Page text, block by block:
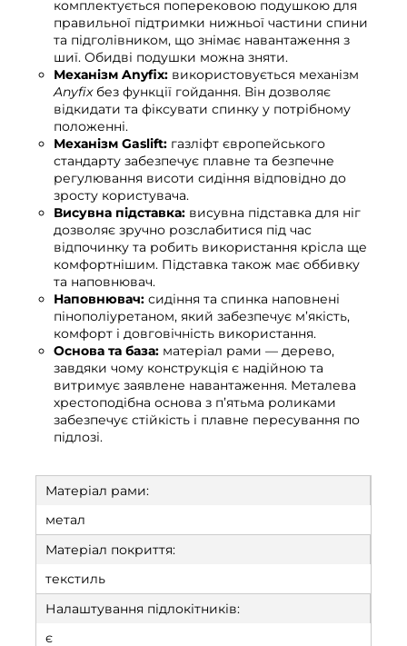
комплектується поперековою подушкою для
правильної підтримки нижньої частини спини
та підголівником, що знімає навантаження з
шиї. Обидві подушки можна зняти.
Механізм Anyfix: використовується механізм
Anyfixбез функції гойдання. Він дозволяє
відкидати та фіксувати спинку у потрібному
положенні.
Механізм Gaslift: газліфт європейського
стандарту забезпечує плавне та безпечне
регулювання висоти сидіння відповідно до
зросту користувача.
Висувна підставка: висувна підставка для ніг
дозволяє зручно розслабитися під час
відпочинку та робить використання крісла ще
комфортнішим. Підставка також має оббивку
та наповнювач.
Наповнювач: сидіння та спинка наповнені
пінополіуретаном, який забезпечує м’якість,
комфорт і довговічність використання.
Основа та база: матеріал рами — дерево,
завдяки чому конструкція є надійною та
витримує заявлене навантаження. Металева
хрестоподібна основа з п’ятьма роликами
забезпечує стійкість і плавне пересування по
підлозі.
Матеріал рами:
метал
Матеріал покриття:
текстиль
Налаштування підлокітників:
є